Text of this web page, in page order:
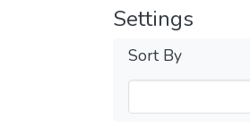
Settings
Sort By